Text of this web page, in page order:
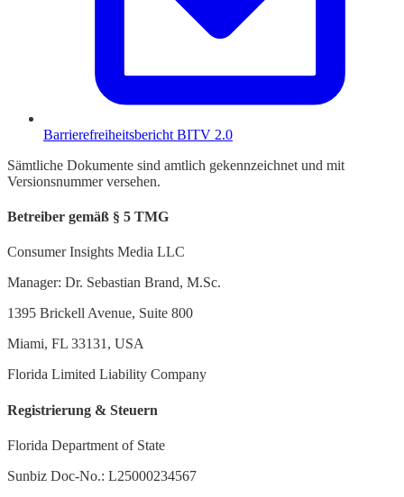
Barrierefreiheitsbericht BITV 2.0
Sämtliche Dokumente sind amtlich gekennzeichnet und mit
Versionsnummer versehen.
Betreiber gemäß § 5 TMG
Consumer Insights Media LLC
Manager: Dr. Sebastian Brand, M.Sc.
1395 Brickell Avenue, Suite 800
Miami, FL 33131, USA
Florida Limited Liability Company
Registrierung & Steuern
Florida Department of State
Sunbiz Doc-No.: L25000234567